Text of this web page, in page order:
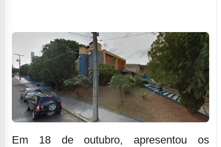
Em 18 de outubro, apresentou os